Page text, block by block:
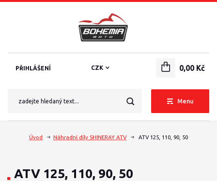
Menu
CZK
PŘIHLÁŠENÍ 0,00 Kč
Úvod Náhradní díly SHINERAY ATV ATV 125, 110, 90, 50
ATV 125, 110, 90, 50